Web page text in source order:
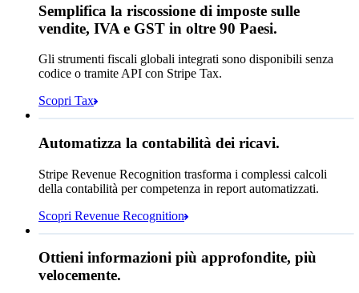
Corrispondenza con regola di revisione
Abbonamento 199,00 CHF
Totale dovuto oggi 220,02 CHF
Semplifica la riscossione di imposte sulle
vendite, IVA e GST in oltre 90 Paesi.
Gli strumenti fiscali globali integrati sono disponibili senza
codice o tramite API con Stripe Tax.
Scopri Tax
4.671.533,72 CHF
Aperto Chiuso
Automatizza la contabilità dei ricavi.
Stripe Revenue Recognition trasforma i complessi calcoli
della contabilità per competenza in report automatizzati.
Scopri Revenue Recognition
Ottieni informazioni più approfondite, più
velocemente.